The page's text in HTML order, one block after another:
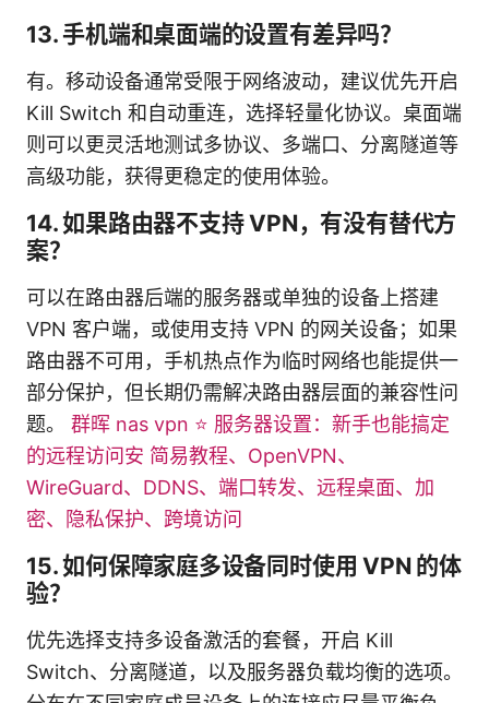
13. 手机端和桌面端的设置有差异吗？
有。移动设备通常受限于网络波动，建议优先开启
Kill Switch 和自动重连，选择轻量化协议。桌面端
则可以更灵活地测试多协议、多端口、分离隧道等
高级功能，获得更稳定的使用体验。
14. 如果路由器不支持 VPN，有没有替代方
案？
可以在路由器后端的服务器或单独的设备上搭建
VPN 客户端，或使用支持 VPN 的网关设备；如果
路由器不可用，手机热点作为临时网络也能提供一
部分保护，但长期仍需解决路由器层面的兼容性问
题。 群晖 nas vpn ⭐ 服务器设置：新手也能搞定
的远程访问安 简易教程、OpenVPN、
WireGuard、DDNS、端口转发、远程桌面、加
密、隐私保护、跨境访问
15. 如何保障家庭多设备同时使用 VPN 的体
验？
优先选择支持多设备激活的套餐，开启 Kill
Switch、分离隧道，以及服务器负载均衡的选项。